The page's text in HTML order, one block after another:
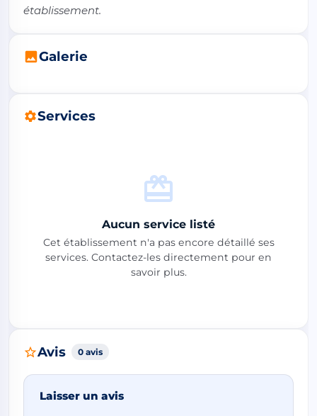
établissement.
Galerie
Services
Aucun service listé
Cet établissement n'a pas encore détaillé ses
services. Contactez-les directement pour en
savoir plus.
Avis 0 avis
Laisser un avis